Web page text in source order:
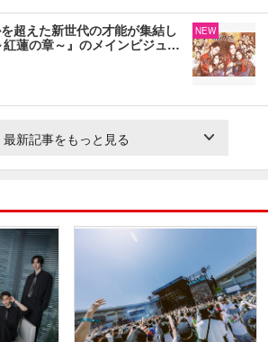
超えた新世代の才能が集結し
紅蓮の章～』のメインビジュ…
NEW
最新記事をもっと見る